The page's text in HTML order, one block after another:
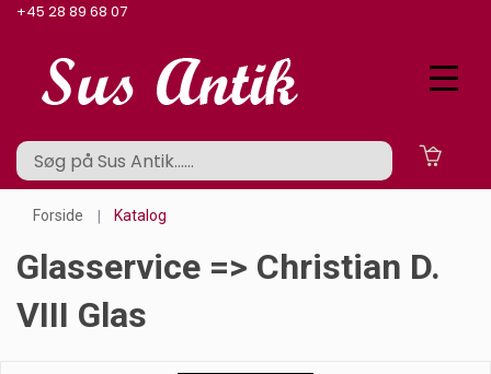
+45 28 89 68 07
Forside Katalog
Glasservice => Christian D.
VIII Glas